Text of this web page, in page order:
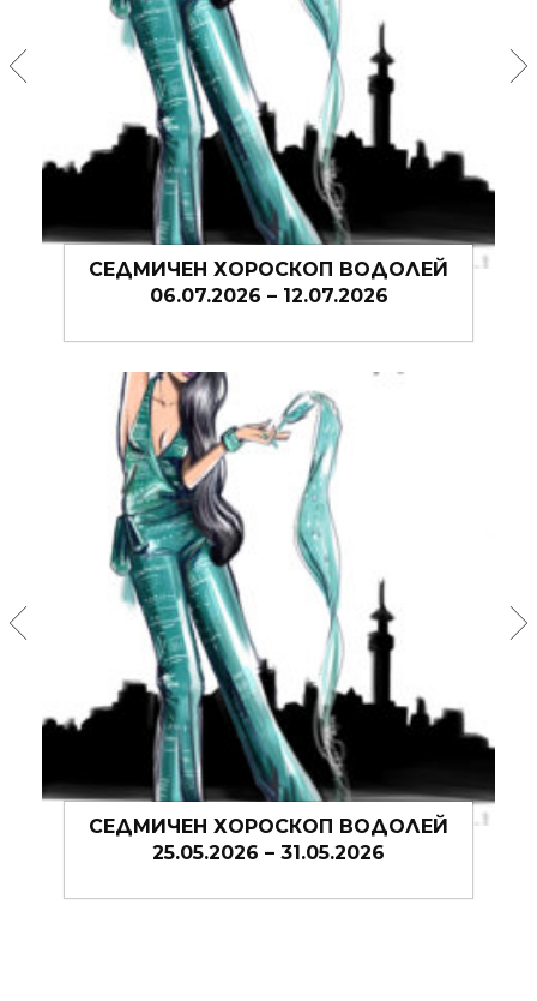
СЕДМИЧЕН ХОРОСКОП ВОДОЛЕЙ
06.07.2026 – 12.07.2026
СЕДМИЧЕН ХОРОСКОП ВОДОЛЕЙ
25.05.2026 – 31.05.2026